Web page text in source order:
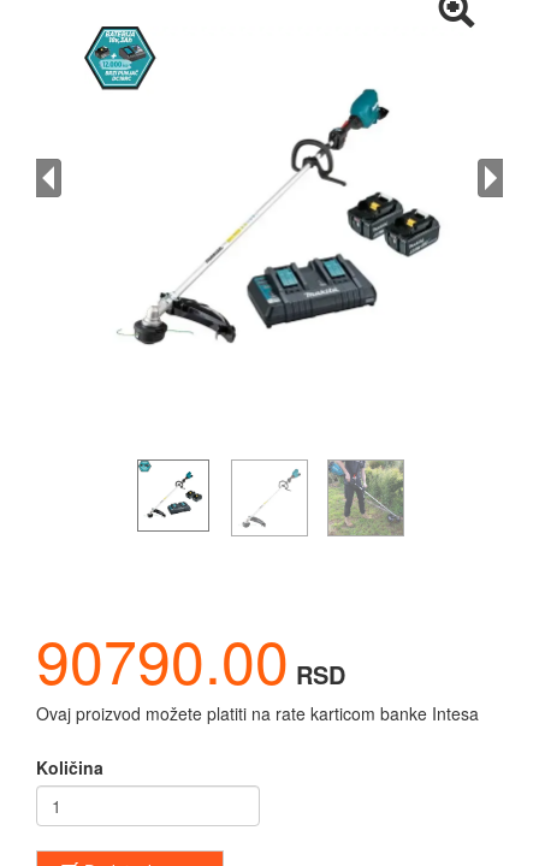
90790.00 RSD
Ovaj proizvod možete platiti na rate karticom banke Intesa
Količina